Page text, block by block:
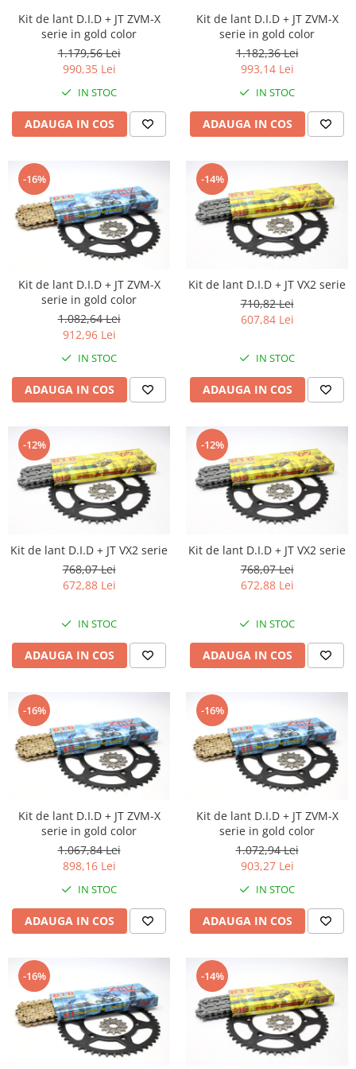
Protectii Polisport
Rezervor
Rulmenti ghidon
Kit rulmenti ghidon
Scarite
Suport pasager PUIG
Suport/Suruburi/Piulite/Cleme
Radiator
Semering pompa apa
Suruburi si capace motor
Kit de lant D.I.D + JT ZVM-X
serie in gold color
1.179,56 Lei
990,35 Lei
IN STOC
ADAUGA IN COS
Kit de lant D.I.D + JT ZVM-X
serie in gold color
1.182,36 Lei
993,14 Lei
IN STOC
ADAUGA IN COS
-16%
Kit de lant D.I.D + JT ZVM-X
serie in gold color
1.082,64 Lei
912,96 Lei
IN STOC
ADAUGA IN COS
-14%
Kit de lant D.I.D + JT VX2 serie
710,82 Lei
607,84 Lei
IN STOC
ADAUGA IN COS
-12%
Kit de lant D.I.D + JT VX2 serie
768,07 Lei
672,88 Lei
IN STOC
ADAUGA IN COS
-12%
Kit de lant D.I.D + JT VX2 serie
768,07 Lei
672,88 Lei
IN STOC
ADAUGA IN COS
-16%
Kit de lant D.I.D + JT ZVM-X
serie in gold color
1.067,84 Lei
898,16 Lei
IN STOC
ADAUGA IN COS
-16%
Kit de lant D.I.D + JT ZVM-X
serie in gold color
1.072,94 Lei
903,27 Lei
IN STOC
ADAUGA IN COS
-16% -14%